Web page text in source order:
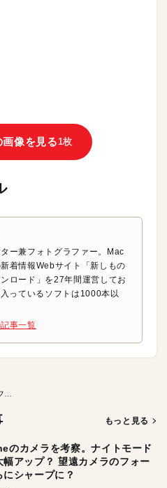
像を見る1枚
ー兼フォトグラファー。Mac
着情報Webサイト「新しもの
ロード」を27年間運営してお
っているソフトは1000本以
事一覧
【プレミアムソフト】画像を分割して別ファイルに書き出す
もっと見る
のカメラを考察。ナイトモード
幅アップ？ 望遠カメラのフォー
にシャープに？